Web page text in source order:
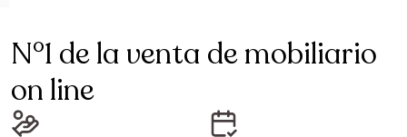
N°1 de la venta de mobiliario
on line